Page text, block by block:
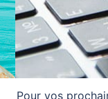
Pour vos